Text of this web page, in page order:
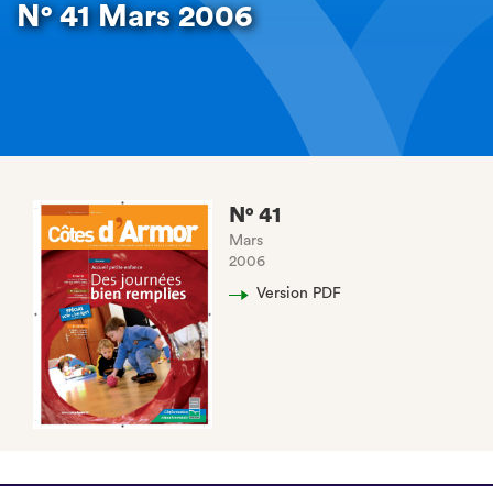
N° 41 Mars 2006
N° 41
Mars
2006
Version PDF